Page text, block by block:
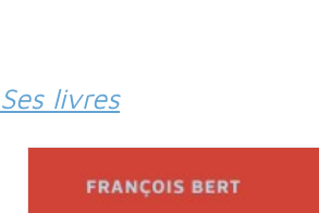
Ses livres